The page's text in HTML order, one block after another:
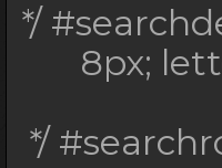
*/
8px;
*/